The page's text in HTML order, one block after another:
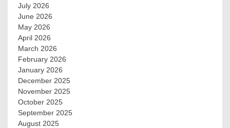
July 2026
June 2026
May 2026
April 2026
March 2026
February 2026
January 2026
December 2025
November 2025
October 2025
September 2025
August 2025